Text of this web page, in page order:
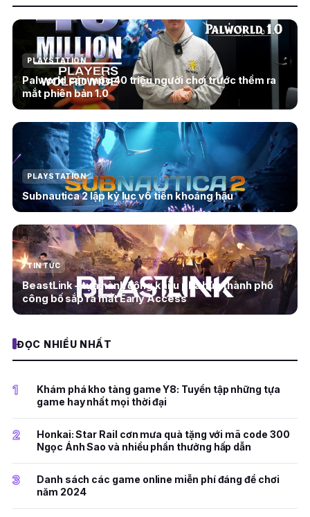
PLAYSTATION
Palworld cán mốc 40 triệu người chơi trước thềm ra
mắt phiên bản 1.0
PLAYSTATION
Subnautica 2 lập kỷ lục vô tiền khoáng hậu
TIN TỨC
BeastLink – tựa hành động kaiju phá hủy thành phố
công bố sắp ra mắt Early Access
ĐỌC NHIỀU NHẤT
1
Khám phá kho tàng game Y8: Tuyển tập những tựa
game hay nhất mọi thời đại
2
Honkai: Star Rail cơn mưa quà tặng với mã code 300
Ngọc Ánh Sao và nhiều phần thưởng hấp dẫn
3
Danh sách các game online miễn phí đáng để chơi
năm 2024